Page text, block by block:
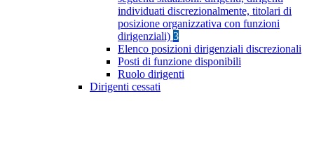
individuati discrezionalmente, titolari di
posizione organizzativa con funzioni
dirigenziali) 3
Elenco posizioni dirigenziali discrezionali
Posti di funzione disponibili
Ruolo dirigenti
Dirigenti cessati